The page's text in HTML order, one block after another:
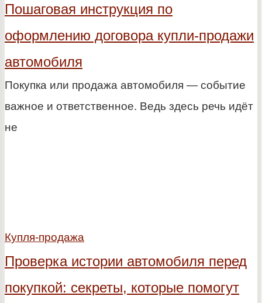
Пошаговая инструкция по
оформлению договора купли-продажи
автомобиля
Покупка или продажа автомобиля — событие
важное и ответственное. Ведь здесь речь идёт
не
Купля-продажа
Проверка истории автомобиля перед
покупкой: секреты, которые помогут